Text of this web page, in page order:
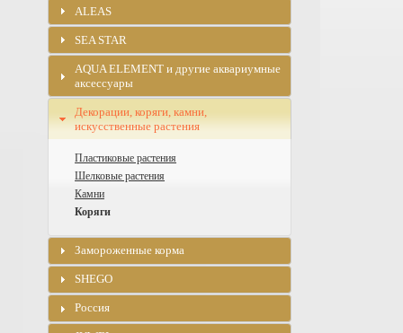
ALEAS
SEA STAR
AQUA ELEMENT и другие аквариумные
аксессуары
Декорации, коряги, камни,
искусственные растения
Пластиковые растения
Шелковые растения
Камни
Коряги
Замороженные корма
SHEGO
Россия